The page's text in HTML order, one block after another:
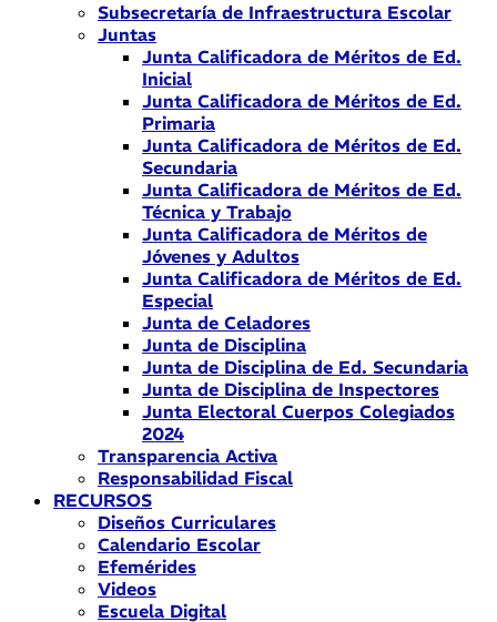
Subsecretaría de Infraestructura Escolar
Juntas
Junta Calificadora de Méritos de Ed.
Inicial
Junta Calificadora de Méritos de Ed.
Primaria
Junta Calificadora de Méritos de Ed.
Secundaria
Junta Calificadora de Méritos de Ed.
Técnica y Trabajo
Junta Calificadora de Méritos de
Jóvenes y Adultos
Junta Calificadora de Méritos de Ed.
Especial
Junta de Celadores
Junta de Disciplina
Junta de Disciplina de Ed. Secundaria
Junta de Disciplina de Inspectores
Junta Electoral Cuerpos Colegiados
2024
Transparencia Activa
Responsabilidad Fiscal
RECURSOS
Diseños Curriculares
Calendario Escolar
Efemérides
Videos
Escuela Digital